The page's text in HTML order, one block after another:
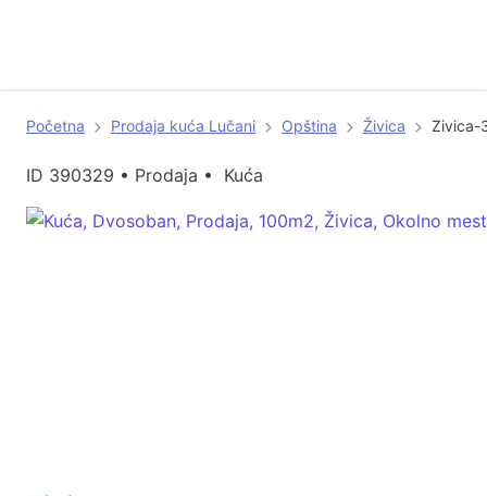
Početna Prodaja kuća Lučani Opština Živica Zivica-
ID 390329 • Prodaja • Kuća